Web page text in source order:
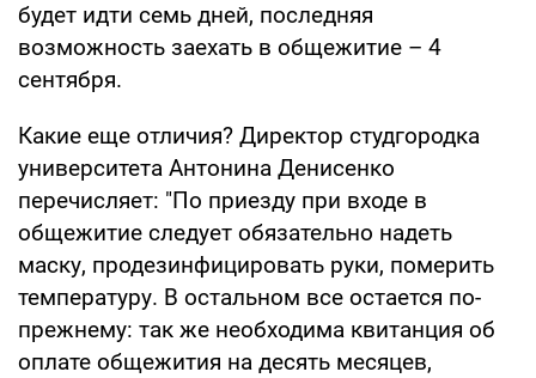
будет идти семь дней, последняя
возможность заехать в общежитие – 4
сентября.
Какие еще отличия? Директор студгородка
университета Антонина Денисенко
перечисляет: "По приезду при входе в
общежитие следует обязательно надеть
маску, продезинфицировать руки, померить
температуру. В остальном все остается по-
прежнему: так же необходима квитанция об
оплате общежития на десять месяцев,